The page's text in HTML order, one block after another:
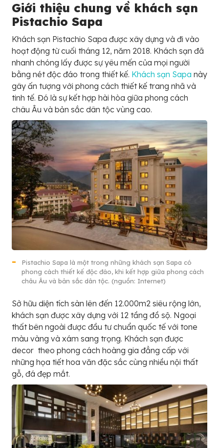
Giới thiệu chung về khách sạn
Pistachio Sapa
Khách sạn Pistachio Sapa được xây dựng và đi vào
hoạt động từ cuối tháng 12, năm 2018. Khách sạn đã
nhanh chóng lấy được sự yêu mến của mọi người
bằng nét độc đáo trong thiết kế. Khách sạn Sapa này
gây ấn tượng với phong cách thiết kế trang nhã và
tinh tế. Đó là sự kết hợp hài hòa giữa phong cách
châu Âu và bản sắc dân tộc vùng cao.
Pistachio Sapa là một trong những khách sạn Sapa có
phong cách thiết kế độc đáo, khi kết hợp giữa phong cách
châu Âu và bản sắc dân tộc. (nguồn: Internet)
Sở hữu diện tích sàn lên đến 12.000m2 siêu rộng lớn,
khách sạn được xây dựng với 12 tầng đồ sộ. Ngoại
thất bên ngoài được đầu tư chuẩn quốc tế với tone
màu vàng và xám sang trọng. Khách sạn được
decor theo phong cách hoàng gia đẳng cấp với
những họa tiết hoa văn đặc sắc cùng nhiều nội thất
gỗ, đá đẹp mắt.